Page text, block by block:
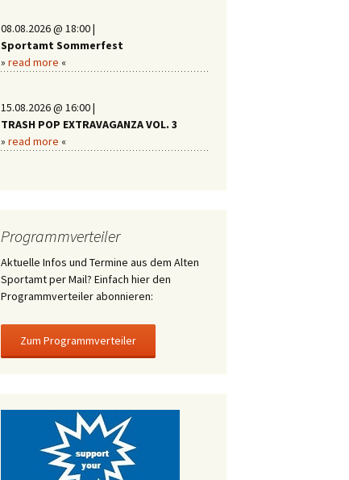
08.08.2026 @ 18:00 |
Sportamt Sommerfest
» read more «
15.08.2026 @ 16:00 |
TRASH POP EXTRAVAGANZA VOL. 3
» read more «
Programmverteiler
Aktuelle Infos und Termine aus dem Alten
Sportamt per Mail? Einfach hier den
Programmverteiler abonnieren: